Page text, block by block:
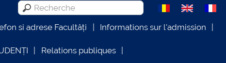
si adrese Facultăți Informations sur l'admission
Relations publiques